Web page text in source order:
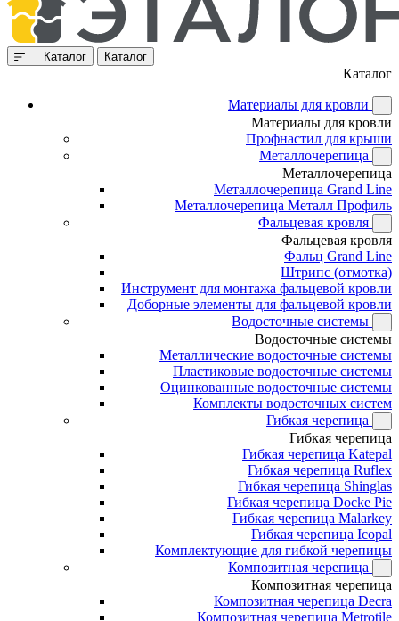
Каталог Каталог
Каталог
Материалы для кровли
Материалы для кровли
Профнастил для крыши
Металлочерепица
Металлочерепица
Металлочерепица Grand Line
Металлочерепица Металл Профиль
Фальцевая кровля
Фальцевая кровля
Фальц Grand Line
Штрипс (отмотка)
Инструмент для монтажа фальцевой кровли
Доборные элементы для фальцевой кровли
Водосточные системы
Водосточные системы
Металлические водосточные системы
Пластиковые водосточные системы
Оцинкованные водосточные системы
Комплекты водосточных систем
Гибкая черепица
Гибкая черепица
Гибкая черепица Katepal
Гибкая черепица Ruflex
Гибкая черепица Shinglas
Гибкая черепица Docke Pie
Гибкая черепица Malarkey
Гибкая черепица Icopal
Комплектующие для гибкой черепицы
Композитная черепица
Композитная черепица
Композитная черепица Decra
Композитная черепица Metrotile